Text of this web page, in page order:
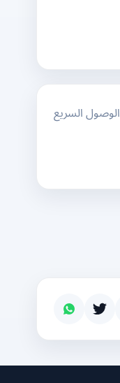
الوصول السريع